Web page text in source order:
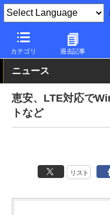
カテゴリ 過去記事
PC Watch パソコン/タブ
ニュース
恵安、LTE対応で
トなど
リスト